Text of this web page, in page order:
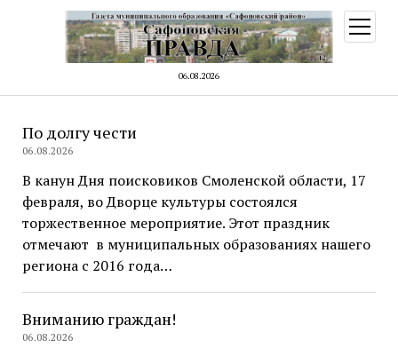
06.08.2026
меню
Общественно-
массовая
газета
«Сафоновская
правда»
По долгу чести
06.08.2026
В канун Дня поисковиков Смоленской области, 17
февраля, во Дворце культуры состоялся
торжественное мероприятие. Этот праздник
отмечают в муниципальных образованиях нашего
региона с 2016 года…
Вниманию граждан!
06.08.2026